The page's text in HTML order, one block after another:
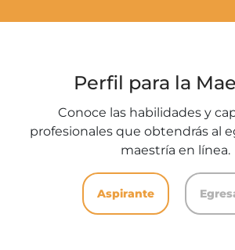
Perfil para la
Conoce las habilidades y
profesionales que obtendrás al
maestría en línea.
Aspirante